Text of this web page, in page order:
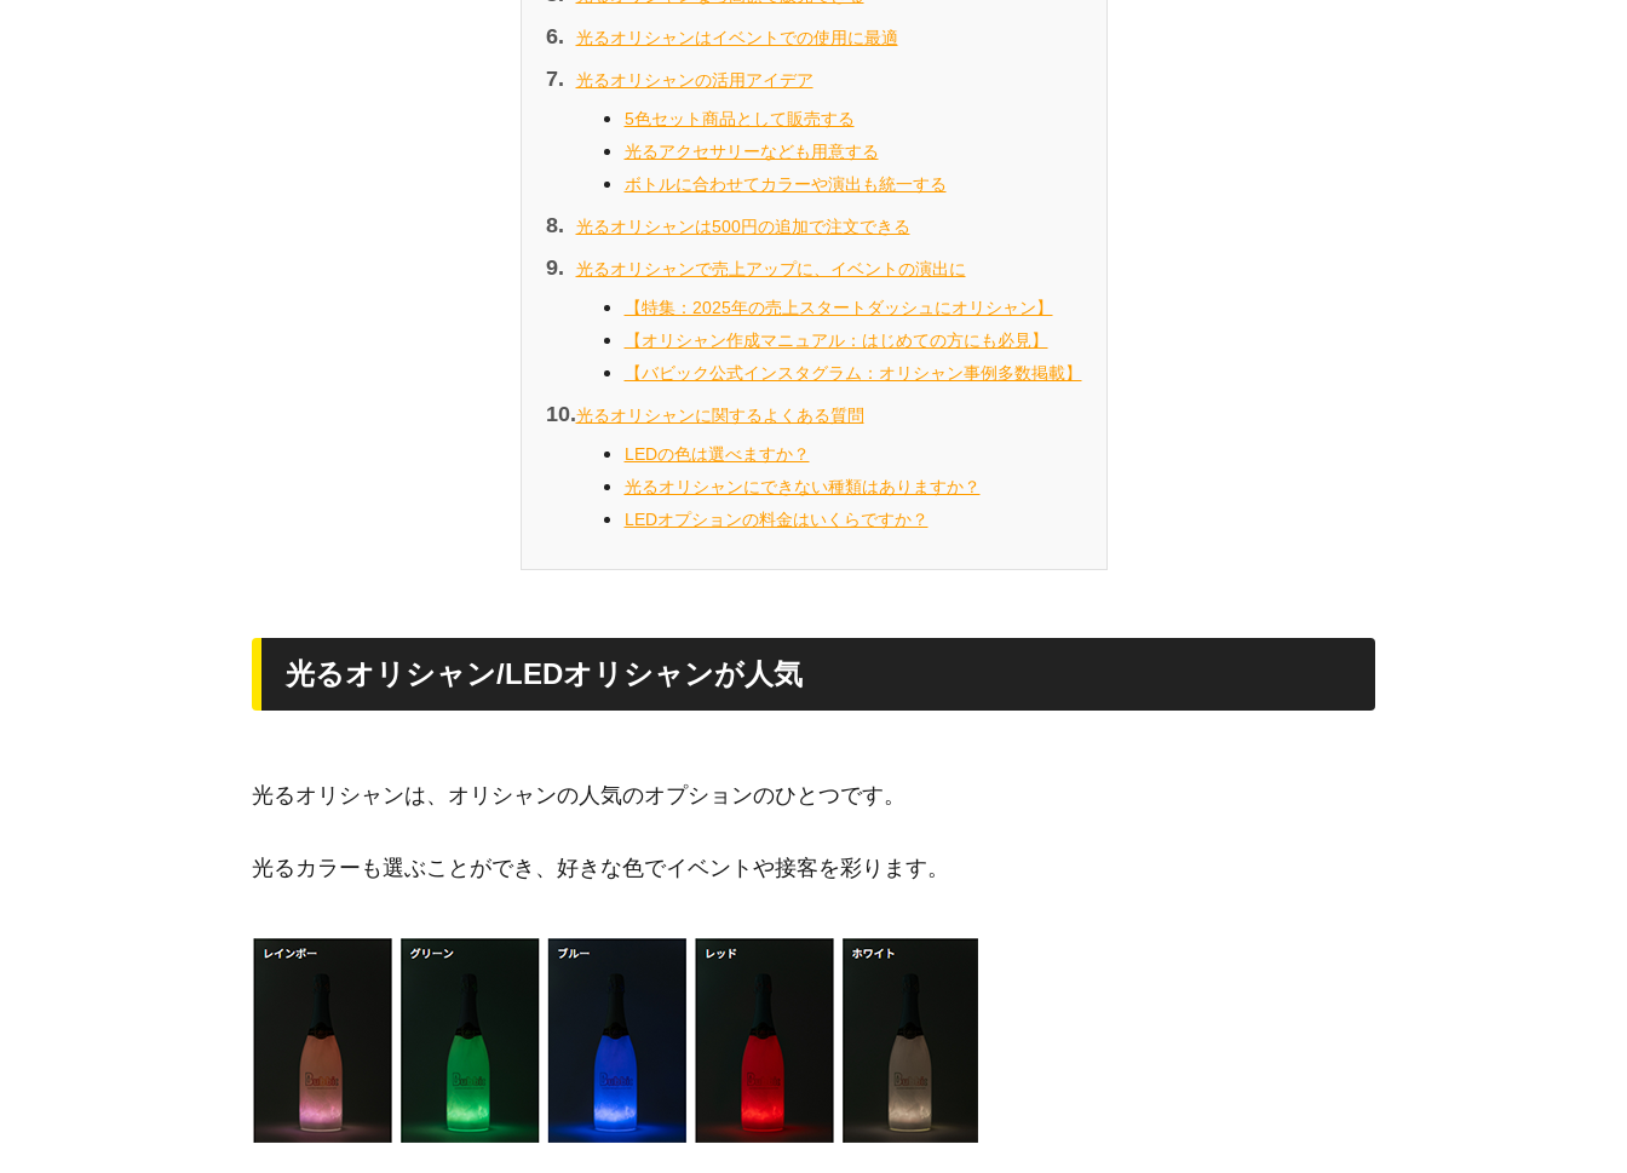
光るオリシャンはイベントでの使用に最適
光るオリシャンの活用アイデア
5色セット商品として販売する
光るアクセサリーなども用意する
ボトルに合わせてカラーや演出も統一する
光るオリシャンは500円の追加で注文できる
光るオリシャンで売上アップに、イベントの演出に
【特集：2025年の売上スタートダッシュにオリシャン】
【オリシャン作成マニュアル：はじめての方にも必見】
【バビック公式インスタグラム：オリシャン事例多数掲載】
光るオリシャンに関するよくある質問
LEDの色は選べますか？
光るオリシャンにできない種類はありますか？
LEDオプションの料金はいくらですか？
光るオリシャン/LEDオリシャンが人気
光るオリシャンは、オリシャンの人気のオプションのひとつです。
光るカラーも選ぶことができ、好きな色でイベントや接客を彩ります。